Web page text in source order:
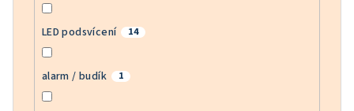
LED podsvícení 14
alarm / budík 1